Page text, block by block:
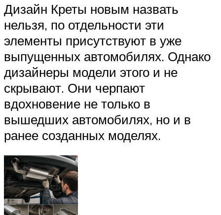
Дизайн Креты новым назвать
нельзя, по отдельности эти
элементы присутствуют в уже
выпущенных автомобилях. Однако
дизайнеры модели этого и не
скрывают. Они черпают
вдохновение не только в
вышедших автомобилях, но и в
ранее созданных моделях.